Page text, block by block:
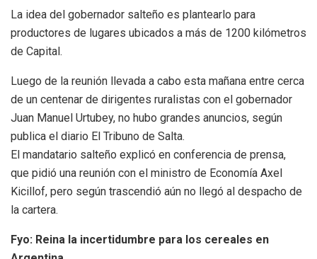
La idea del gobernador salteño es plantearlo para
productores de lugares ubicados a más de 1200 kilómetros
de Capital.
Luego de la reunión llevada a cabo esta mañana entre cerca
de un centenar de dirigentes ruralistas con el gobernador
Juan Manuel Urtubey, no hubo grandes anuncios, según
publica el diario El Tribuno de Salta.
El mandatario salteño explicó en conferencia de prensa,
que pidió una reunión con el ministro de Economía Axel
Kicillof, pero según trascendió aún no llegó al despacho de
la cartera.
Fyo: Reina la incertidumbre para los cereales en